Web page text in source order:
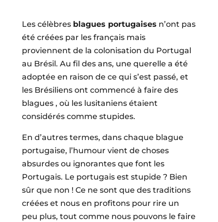
Les célèbres blagues portugaises n’ont pas
été créées par les français mais
proviennent de la colonisation du Portugal
au Brésil. Au fil des ans, une querelle a été
adoptée en raison de ce qui s’est passé, et
les Brésiliens ont commencé à faire des
blagues , où les lusitaniens étaient
considérés comme stupides.
En d’autres termes, dans chaque blague
portugaise, l’humour vient de choses
absurdes ou ignorantes que font les
Portugais. Le portugais est stupide ? Bien
sûr que non ! Ce ne sont que des traditions
créées et nous en profitons pour rire un
peu plus, tout comme nous pouvons le faire